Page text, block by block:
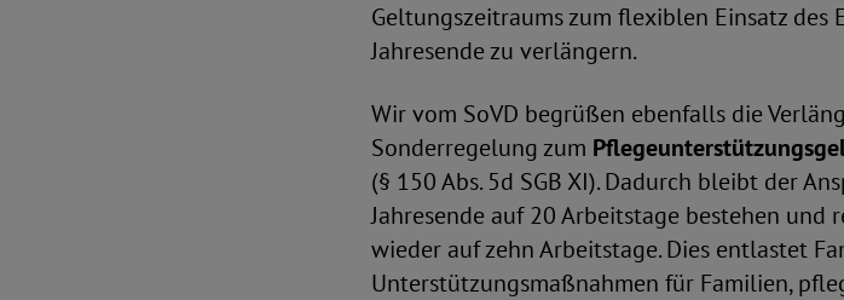
Geltungszeitraums zum flexiblen Einsatz
Jahresende zu verlängern.
Wir vom SoVD begrüßen ebenfalls die
Sonderregelung zum
(§ 150 Abs. 5d SGB XI). Dadurch bleibt der
Jahresende auf 20 Arbeitstage bestehen
wieder auf zehn Arbeitstage. Dies entlastet
Unterstützungsmaßnahmen für Familien,